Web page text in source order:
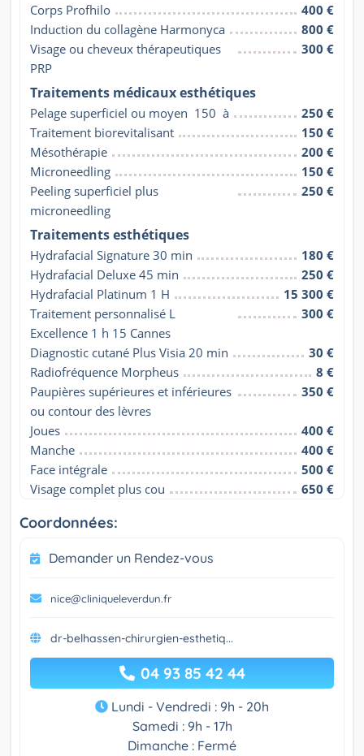
Corps Profhilo
400 €
Induction du collagène Harmonyca
800 €
Visage ou cheveux thérapeutiques
PRP
300 €
Traitements médicaux esthétiques
Pelage superficiel ou moyen  150  à
250 €
Traitement biorevitalisant
150 €
Mésothérapie
200 €
Microneedling
150 €
Peeling superficiel plus
microneedling
250 €
Traitements esthétiques
Hydrafacial Signature 30 min
180 €
Hydrafacial Deluxe 45 min
250 €
Hydrafacial Platinum 1 H
15 300 €
Traitement personnalisé L
Excellence 1 h 15 Cannes
300 €
Diagnostic cutané Plus Visia 20 min
30 €
Radiofréquence Morpheus
8 €
Paupières supérieures et inférieures
ou contour des lèvres
350 €
Joues
400 €
Manche
400 €
Face intégrale
500 €
Visage complet plus cou
650 €
Coordonnées:
Demander un Rendez-vous
nice@cliniqueleverdun.fr
dr-belhassen-chirurgien-esthetiq...
04 93 85 42 44
Lundi - Vendredi : 9h - 20h
Samedi : 9h - 17h
Dimanche : Fermé